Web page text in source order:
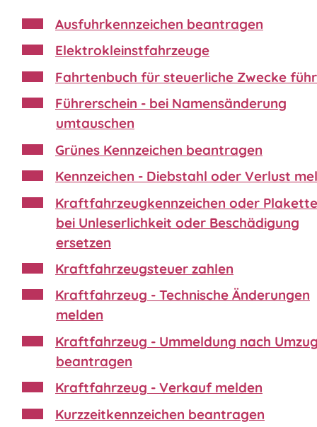
Ausfuhrkennzeichen beantragen
Elektrokleinstfahrzeuge
Fahrtenbuch für steuerliche Zwecke
Führerschein - bei Namensänderung
umtauschen
Grünes Kennzeichen beantragen
Kennzeichen - Diebstahl oder Verlust
Kraftfahrzeugkennzeichen oder
bei Unleserlichkeit oder Beschädigung
ersetzen
Kraftfahrzeugsteuer zahlen
Kraftfahrzeug - Technische Änderungen
melden
Kraftfahrzeug - Ummeldung nach
beantragen
Kraftfahrzeug - Verkauf melden
Kurzzeitkennzeichen beantragen